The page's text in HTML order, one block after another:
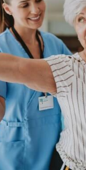
PER
Articoli